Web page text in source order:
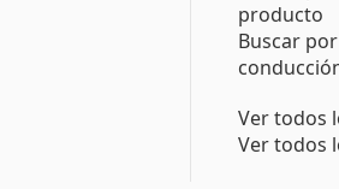
producto
Buscar
Ver todos
Ver todos